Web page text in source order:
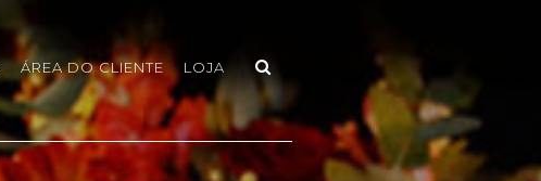
ÁREA DO CLIENTE LOJA